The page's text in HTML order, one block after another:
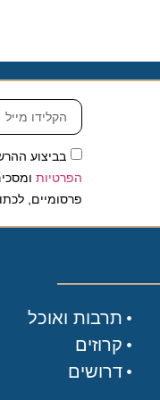
בביצוע
הפרטיותומסכים/ה
פרסומיים, לכתובת
תרבות ואוכל
קרוזים
דרושים